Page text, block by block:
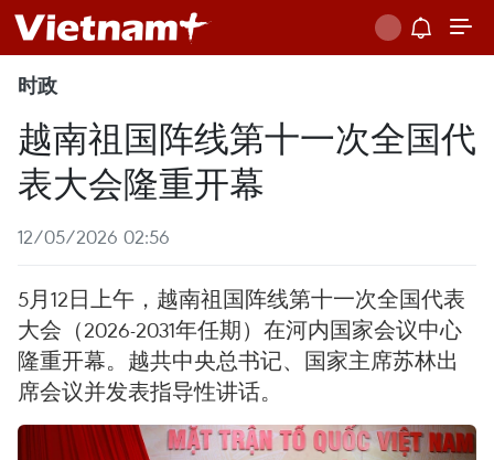
时政
越南祖国阵线第十一次全国代
表大会隆重开幕
12/05/2026 02:56
5月12日上午，越南祖国阵线第十一次全国代表
大会（2026-2031年任期）在河内国家会议中心
隆重开幕。越共中央总书记、国家主席苏林出
席会议并发表指导性讲话。